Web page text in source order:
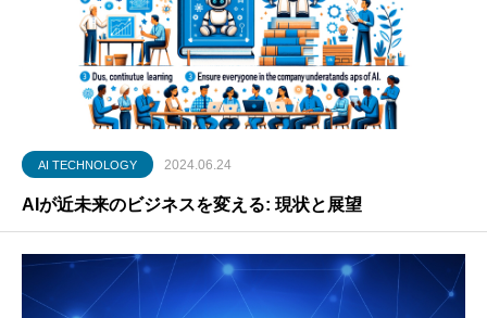
AI TECHNOLOGY 2024.06.24
AIが近未来のビジネスを変える: 現状と展望